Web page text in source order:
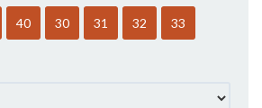
40 30 31 32 33